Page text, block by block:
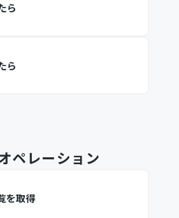
ら
ら
ペレーション
を取得